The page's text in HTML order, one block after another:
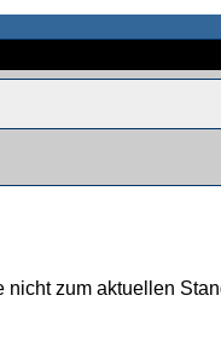
nicht zum aktuellen